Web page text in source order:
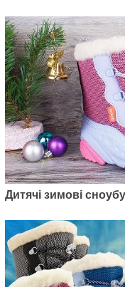
Дитячі зимові